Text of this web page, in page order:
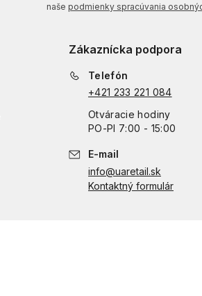
naše podmienky spracúvania
Zákaznícka podpora
Telefón
+421 233 221 084
Otváracie hodiny
PO-PI 7:00 - 15:00
E-mail
info@uaretail.sk
Kontaktný formulár